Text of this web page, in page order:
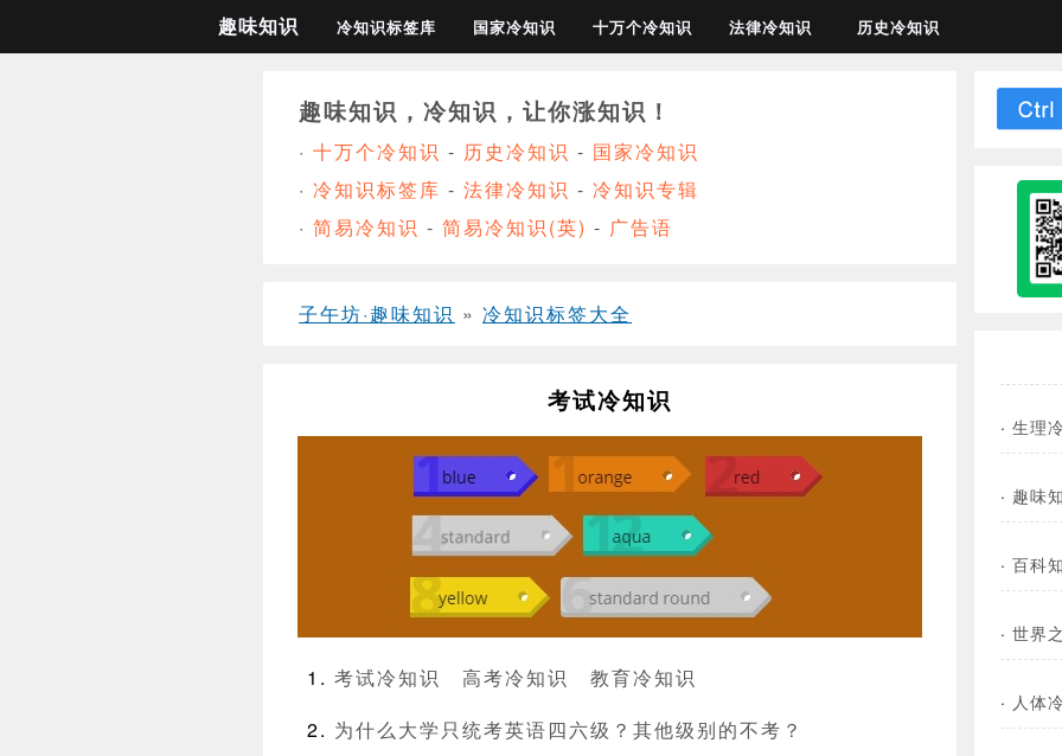
趣味知识 冷知识标签库 国家冷知识 十万个冷知识 法律冷知识 历史冷知识
趣味知识，冷知识，让你涨知识！
· 十万个冷知识 - 历史冷知识 - 国家冷知识
· 冷知识标签库 - 法律冷知识 - 冷知识专辑
· 简易冷知识 - 简易冷知识(英) - 广告语
子午坊·趣味知识 » 冷知识标签大全
考试冷知识
考试冷知识 高考冷知识
教育冷知识
为什么大学只统考英语四六级？其他级别的不考？
· 生理
· 趣味
· 百科
· 世界
· 人体